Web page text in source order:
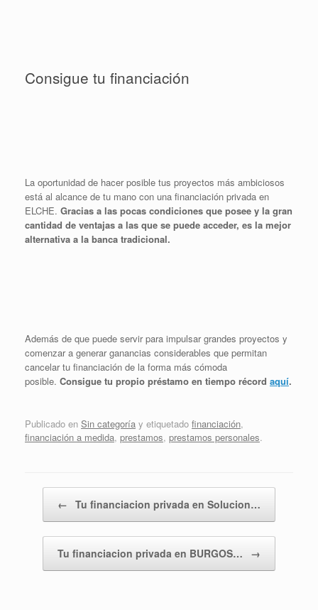
Consigue tu financiación
La oportunidad de hacer posible tus proyectos más ambiciosos
está al alcance de tu mano con una financiación privada en
ELCHE. Gracias a las pocas condiciones que posee y la gran
cantidad de ventajas a las que se puede acceder, es la mejor
alternativa a la banca tradicional.
Además de que puede servir para impulsar grandes proyectos y
comenzar a generar ganancias considerables que permitan
cancelar tu financiación de la forma más cómoda
posible. Consigue tu propio préstamo en tiempo récord aquí.
Publicado en Sin categoría y etiquetado financiación,
financiación a medida, prestamos, prestamos personales.
← Tu financiacion privada en Solucion…
Tu financiacion privada en BURGOS… →